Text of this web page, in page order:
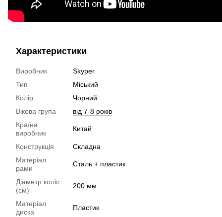
Характеристики
Виробник
Skyper
Тип
Міський
Колір
Чорний
Вікова група
від 7-8 років
Країна
виробник
Китай
Конструкція
Складна
Матеріал
рами
Сталь + пластик
Діаметр коліс
(см)
200 мм
Матеріал
диска
Пластик